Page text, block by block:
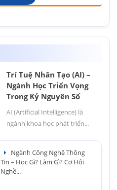
Trí Tuệ Nhân Tạo (AI) –
Ngành Học Triển Vọng
Trong Kỷ Nguyên Số
AI (Artificial Intelligence) là
ngành khoa học phát triển...
Ngành Công Nghệ Thông
Tin – Học Gì? Làm Gì? Cơ Hội
Nghề...